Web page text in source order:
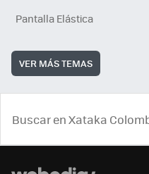
Pantalla Elástica
VER MÁS TEMAS